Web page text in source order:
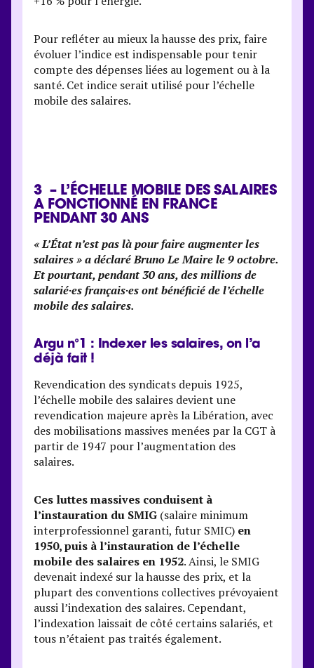
Pour refléter au mieux la hausse des prix, faire
évoluer l’indice est indispensable pour tenir
compte des dépenses liées au logement ou à la
santé. Cet indice serait utilisé pour l’échelle
mobile des salaires.
3 – L’ÉCHELLE MOBILE DES SALAIRES
A FONCTIONNÉ EN FRANCE
PENDANT 30 ANS
« L’État n’est pas là pour faire augmenter les
salaires » a déclaré Bruno Le Maire le 9 octobre.
Et pourtant, pendant 30 ans, des millions de
salarié·es français·es ont bénéficié de l’échelle
mobile des salaires.
Argu n°1 : Indexer les salaires, on l’a
déjà fait !
Revendication des syndicats depuis 1925,
l’échelle mobile des salaires devient une
revendication majeure après la Libération, avec
des mobilisations massives menées par la CGT à
partir de 1947 pour l’augmentation des
salaires.
Ces luttes massives conduisent à
l’instauration du SMIG (salaire minimum
interprofessionnel garanti, futur SMIC) en
1950, puis à l’instauration de l’échelle
mobile des salaires en 1952. Ainsi, le SMIG
devenait indexé sur la hausse des prix, et la
plupart des conventions collectives prévoyaient
aussi l’indexation des salaires. Cependant,
l’indexation laissait de côté certains salariés, et
tous n’étaient pas traités également.